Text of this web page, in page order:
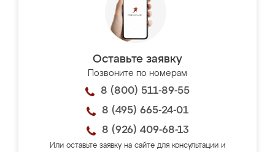
Оставьте заявку
Позвоните по номерам
8 (800) 511-89-55
8 (495) 665-24-01
8 (926) 409-68-13
Или оставьте заявку на сайте для консультации и